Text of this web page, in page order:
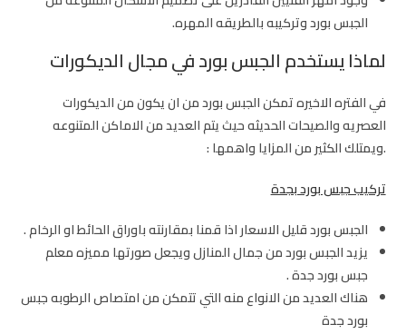
الجبس بورد وتركيبه بالطريقه المهره.
لماذا يستخدم الجبس بورد في مجال الديكورات
في الفتره الاخيره تمكن الجبس بورد من ان يكون من الديكورات
العصريه والصيحات الحديثه حيث يتم العديد من الاماكن المتنوعه
.ويمتلك الكثير من المزايا واهمها :
تركيب جبس بورد بجدة
الجبس بورد قليل الاسعار اذا قمنا بمقارنته باوراق الحائط او الرخام .
يزيد الجبس بورد من جمال المنازل ويجعل صورتها مميزهمعلم
جبس بورد جدة.
هناك العديد من الانواع منه التي تتمكن من امتصاص الرطوبه جبس
بورد جدة